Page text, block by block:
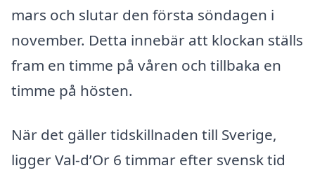
mars och slutar den första söndagen i
november. Detta innebär att klockan ställs
fram en timme på våren och tillbaka en
timme på hösten.
När det gäller tidskillnaden till Sverige,
ligger Val-d’Or 6 timmar efter svensk tid